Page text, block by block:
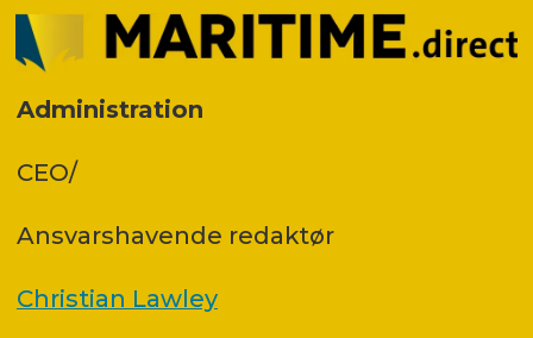
Administration
CEO/
Ansvars­havende redaktør
Christian Lawley